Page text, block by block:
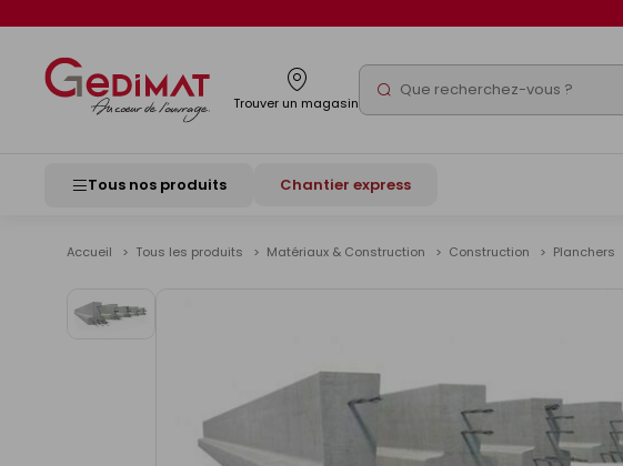
Trouver un magasin Rechercher
Tous nos produits Chantier express
Accueil Tous les produits Matériaux & Construction Construction Planchers